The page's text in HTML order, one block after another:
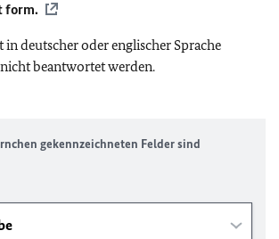
form.
deutscher oder englischer Sprache
beantwortet werden.
gekennzeichneten Felder sind